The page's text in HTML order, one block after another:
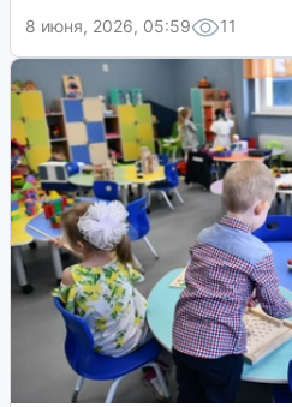
8 июня, 2026, 05:59
11